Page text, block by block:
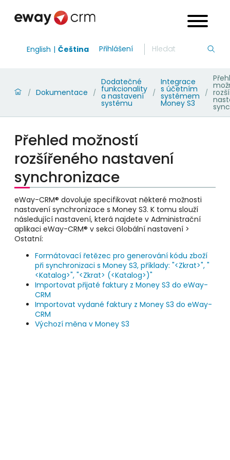
English Čeština Přihlášení
/ Dokumentace /
Dodatečné
funkcionality
a nastavení
systému
/
Integrace
s účetním
systémem
Money S3
/
Přehled možností
rozšířeného nastavení
synchronizace
eWay-CRM® dovoluje specifikovat některé možnosti
nastavení synchronizace s Money S3. K tomu slouží
následující nastavení, která najdete v Administrační
aplikaci eWay-CRM® v sekci Globální nastavení >
Ostatní:
Formátovací řetězec pro generování kódu zboží
při synchronizaci s Money S3, příklady: "<Zkrat>", "
<Katalog>", "<Zkrat> (<Katalog>)"
Importovat přijaté faktury z Money S3 do eWay-
CRM
Importovat vydané faktury z Money S3 do eWay-
CRM
Výchozí měna v Money S3